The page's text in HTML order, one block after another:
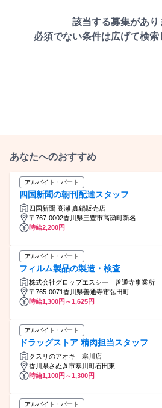
該当する募集があり
必須でない条件は広げて検索
あなたへのおすすめ
アルバイト・パート
四国新聞の朝刊配達スタッフ
四国新聞 高瀬 真鍋販売店
〒767-0002香川県三豊市高瀬町新名
時給2,200円
アルバイト・パート
フィルム製品の製造・検査
株式会社グロップエスシー 善通寺事業所
〒765-0071香川県善通寺市弘田町
時給1,300円～1,625円
アルバイト・パート
ドラッグストア 精肉担当スタッフ
クスリのアオキ 寒川店
香川県さぬき市寒川町石田東
時給1,100円～1,300円
アルバイト・パート